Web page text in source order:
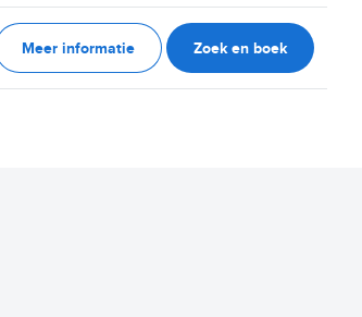
Meer informatie Zoek en boek